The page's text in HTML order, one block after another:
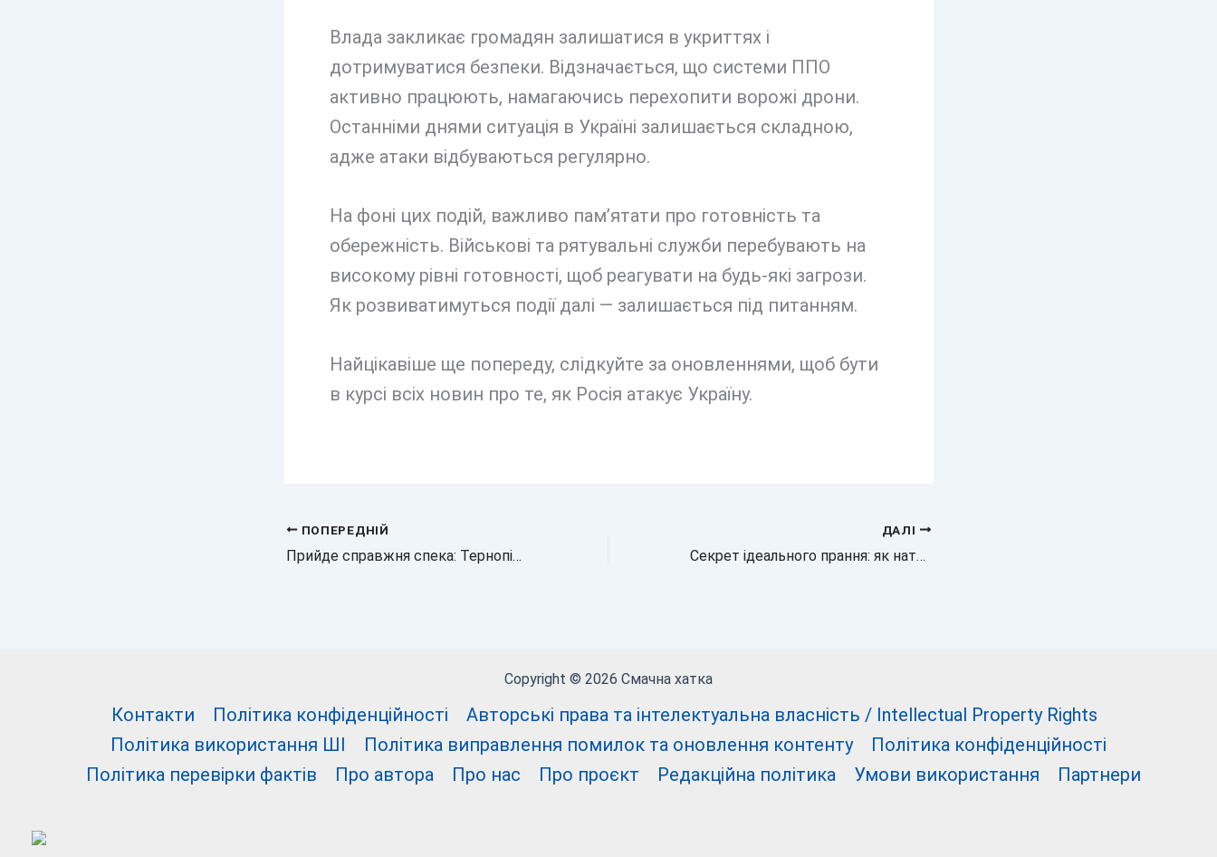
Влада закликає громадян залишатися в укриттях і
дотримуватися безпеки. Відзначається, що системи ППО
активно працюють, намагаючись перехопити ворожі дрони.
Останніми днями ситуація в Україні залишається складною,
адже атаки відбуваються регулярно.
На фоні цих подій, важливо пам’ятати про готовність та
обережність. Військові та рятувальні служби перебувають на
високому рівні готовності, щоб реагувати на будь-які загрози.
Як розвиватимуться події далі — залишається під питанням.
Найцікавіше ще попереду, слідкуйте за оновленнями, щоб бути
в курсі всіх новин про те, як Росія атакує Україну.
ПОПЕРЕДНІЙ
Прийде справжня спека: Тернопільщина готується до +27 градусів
ДАЛІ
Секрет ідеального прання: як натуральна добавка перетворить рушники
Copyright © 2026 Смачна хатка
Контакти Політика конфіденційності
Авторські права та інтелектуальна власність / Intellectual Property Rights
Політика використання ШІ
Політика виправлення помилок та оновлення контенту
Політика конфіденційності
Політика перевірки фактів
Про автора Про нас Про проєкт Редакційна політика Умови використання Партнери